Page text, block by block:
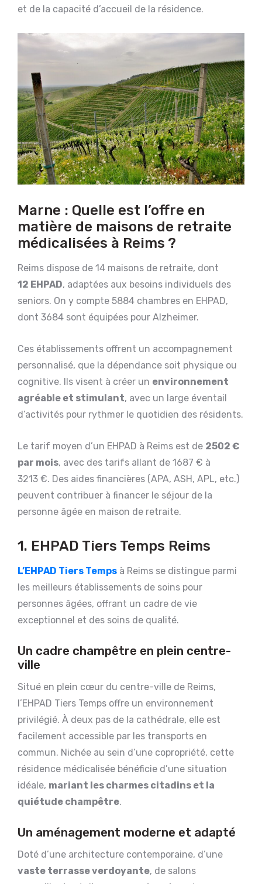
et de la capacité d’accueil de la résidence.
Marne : Quelle est l’offre en
matière de maisons de retraite
médicalisées à Reims ?
Reims dispose de 14 maisons de retraite, dont
12 EHPAD, adaptées aux besoins individuels des
seniors. On y compte 5884 chambres en EHPAD,
dont 3684 sont équipées pour Alzheimer.
Ces établissements offrent un accompagnement
personnalisé, que la dépendance soit physique ou
cognitive. Ils visent à créer un environnement
agréable et stimulant, avec un large éventail
d’activités pour rythmer le quotidien des résidents.
Le tarif moyen d’un EHPAD à Reims est de 2502 €
par mois, avec des tarifs allant de 1687 € à
3213 €. Des aides financières (APA, ASH, APL, etc.)
peuvent contribuer à financer le séjour de la
personne âgée en maison de retraite.
1. EHPAD Tiers Temps Reims
L’EHPAD Tiers Temps à Reims se distingue parmi
les meilleurs établissements de soins pour
personnes âgées, offrant un cadre de vie
exceptionnel et des soins de qualité.
Un cadre champêtre en plein centre-
ville
Situé en plein cœur du centre-ville de Reims,
l’EHPAD Tiers Temps offre un environnement
privilégié. À deux pas de la cathédrale, elle est
facilement accessible par les transports en
commun. Nichée au sein d’une copropriété, cette
résidence médicalisée bénéficie d’une situation
idéale, mariant les charmes citadins et la
quiétude champêtre.
Un aménagement moderne et adapté
Doté d’une architecture contemporaine, d’une
vaste terrasse verdoyante, de salons